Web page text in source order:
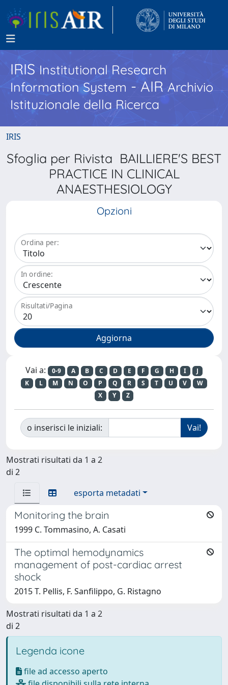
IRISInstitutional Research
Information System - AIR Archivio
Istituzionale della Ricerca
IRIS
Sfoglia per Rivista BAILLIERE'S BEST
PRACTICE IN CLINICAL
ANAESTHESIOLOGY
Opzioni
Ordina per:
In ordine:
Risultati/Pagina
Vai a: 0-9 A B C D E F G H I
J
K
L M N O P Q R S T U V
W
X
Y Z
o inserisci le iniziali:
Mostrati risultati da 1 a 2
di 2
esporta metadati
Monitoring the brain
1999 C. Tommasino, A. Casati
The optimal hemodynamics
management of post-cardiac arrest
shock
2015 T. Pellis, F. Sanfilippo, G. Ristagno
Mostrati risultati da 1 a 2
di 2
Legenda icone
file ad accesso aperto